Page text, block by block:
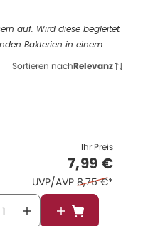
auf. Wird diese begleitet
Bakterien in einem
Sortieren nachRelevanz
Ihr Preis
7,99 €
UVP/AVP Ehemaliger
8,75 €*
In den